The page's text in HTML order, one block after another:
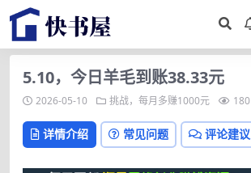
5.10，今日羊毛到账38.33元
2026-05-10 挑战，每月多赚1000元 180
详情介绍 常见问题 评论建议